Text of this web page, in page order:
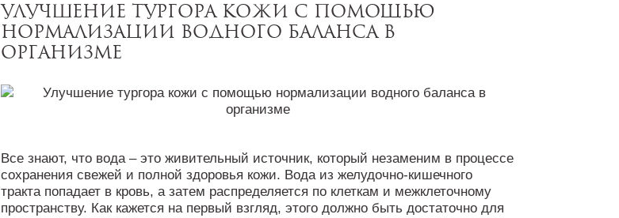
Улучшение тургора кожи с помощью
нормализации водного баланса в
организме
Все знают, что вода – это живительный источник, который незаменим в процессе
сохранения свежей и полной здоровья кожи. Вода из желудочно-кишечного
тракта попадает в кровь, а затем распределяется по клеткам и межклеточному
пространству. Как кажется на первый взгляд, этого должно быть достаточно для